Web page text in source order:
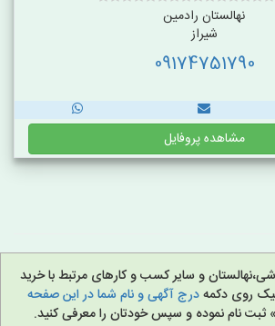
نهالستان رادمین
شیراز
09174751790
مشاهده پروفایل
و سایر کسب و کارهای مرتبط با خرید
روی دکمهدرج آگهی و نام شما در این صفحه
نام نموده و سپس خودتان را معرفی کنید.